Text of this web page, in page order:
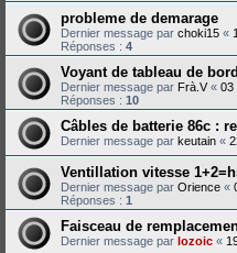
probleme de demarage
Dernier message par choki15 «
Réponses : 4
Voyant de tableau de bord
Dernier message par Frà.V« 03
Réponses : 10
Câbles de batterie 86c :
Dernier message par keutain «
Ventillation vitesse
Dernier message par Orience «
Réponses : 1
Faisceau de
Dernier message par lozoic «